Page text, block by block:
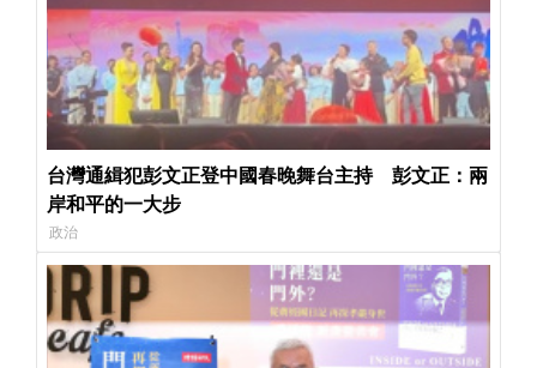
台灣通緝犯彭文正登中國春晚舞台主持 彭文正：兩
岸和平的一大步
政治